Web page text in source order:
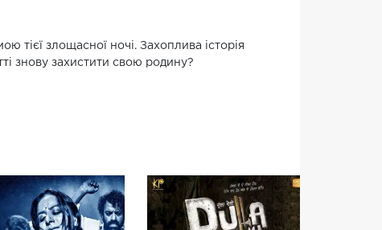
тієї злощасної ночі. Захоплива історія
знову захистити свою родину?